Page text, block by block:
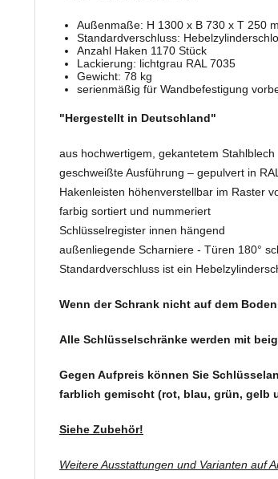
Außenmaße: H 1300 x B 730 x T 250
Standardverschluss:
Anzahl Haken 1170 Stück
Lackierung: lichtgrau RAL 7035
Gewicht: 78 kg
serienmäßig für Wandbefestigung
"Hergestellt in Deutschland"
aus hochwertigem, gekantetem Stahlblech
geschweißte Ausführung – gepulvert in
Hakenleisten höhenverstellbar im Raster
farbig sortiert und nummeriert
Schlüsselregister innen hängend
außenliegende Scharniere - Türen 180°
Standardverschluss ist ein
Wenn der Schrank nicht auf dem
Alle Schlüsselschränke werden mit
Gegen Aufpreis können Sie
farblich gemischt (rot, blau, grün, gelb
Siehe Zubehör!
Weitere Ausstattungen und Varianten auf